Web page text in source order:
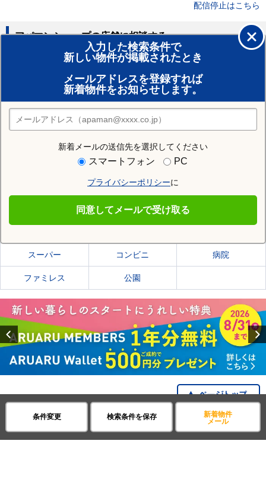
条件変更 検索条件を保存
新着物件
メール
配信停止はこちら
入力した検索条件で
新しい物件が掲載されたとき
メールアドレスを登録すれば
新着物件をお知らせします。
新着メールの送信先を選択してください
スマートフォン PC
プライバシーポリシーに
同意してメールで受け取る
アパマンショップの店舗に相談する
賃貸のプロがお部屋探し！
おまかせ物件リクエスト
住みたい街の店舗を探す
店舗検索
住む街研究所で石巻市の情報を見る
石巻市の施設一覧
スーパー コンビニ 病院
ファミレス 公園
Previous
賃貸・不動産アパマンショップ 宮城県 市部
全国の都道府県から探す